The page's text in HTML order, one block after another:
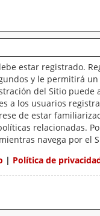
estar registrado.
y le permitirá
del Sitio puede
a los usuarios
de estar
relacionadas.
navega por el
| Política de